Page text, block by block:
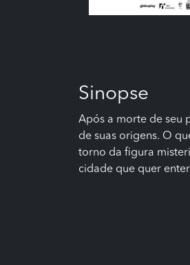
Sinopse
Após a morte de seu
de suas origens. O
torno da figura
cidade que quer